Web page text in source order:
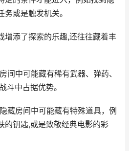
或是触发机关。
增添了探索的乐趣,还往往藏着丰
间中可能藏有稀有武器、弹药、
斗中占据优势。
藏房间中可能藏有特殊道具，例
的钥匙,或是致敬经典电影的彩